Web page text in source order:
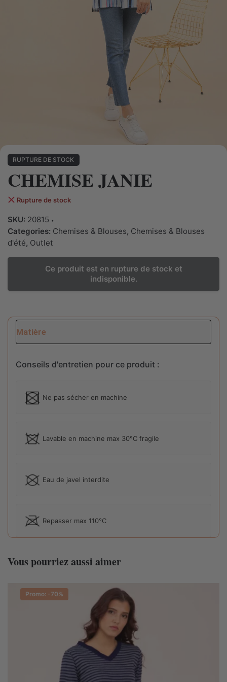
RUPTURE DE STOCK
CHEMISE JANIE
Rupture de stock
SKU: 20815
Categories: Chemises & Blouses, Chemises & Blouses
d'été, Outlet
Ce produit est en rupture de stock et
indisponible.
Matière
Conseils d'entretien pour ce produit :
Ne pas sécher en machine
Lavable en machine max 30°C fragile
Eau de javel interdite
Repasser max 110°C
Vous pourriez aussi aimer
Promo: -70%